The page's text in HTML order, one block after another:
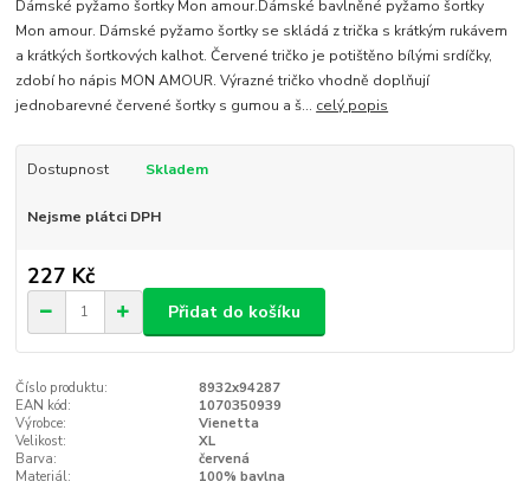
Dámské pyžamo šortky Mon amour.Dámské bavlněné pyžamo šortky
Mon amour. Dámské pyžamo šortky se skládá z trička s krátkým rukávem
a krátkých šortkových kalhot. Červené tričko je potištěno bílými srdíčky,
zdobí ho nápis MON AMOUR. Výrazné tričko vhodně doplňují
jednobarevné červené šortky s gumou a š... celý popis
Dostupnost Skladem
Nejsme plátci DPH
227 Kč
Přidat do košíku
Číslo produktu:
8932x94287
EAN kód:
1070350939
Výrobce:
Vienetta
Velikost:
XL
Barva:
červená
Materiál:
100% bavlna